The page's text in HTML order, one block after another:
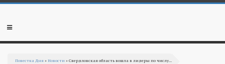
Перейти к основному содержанию
Мобильное
Повестка Дня »Новости » Свердловская область вошла в лидеры по числу...